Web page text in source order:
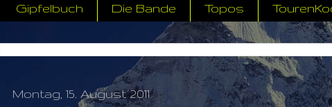
Gipfelbuch Die Bande Topos
Montag, 15. August 2011